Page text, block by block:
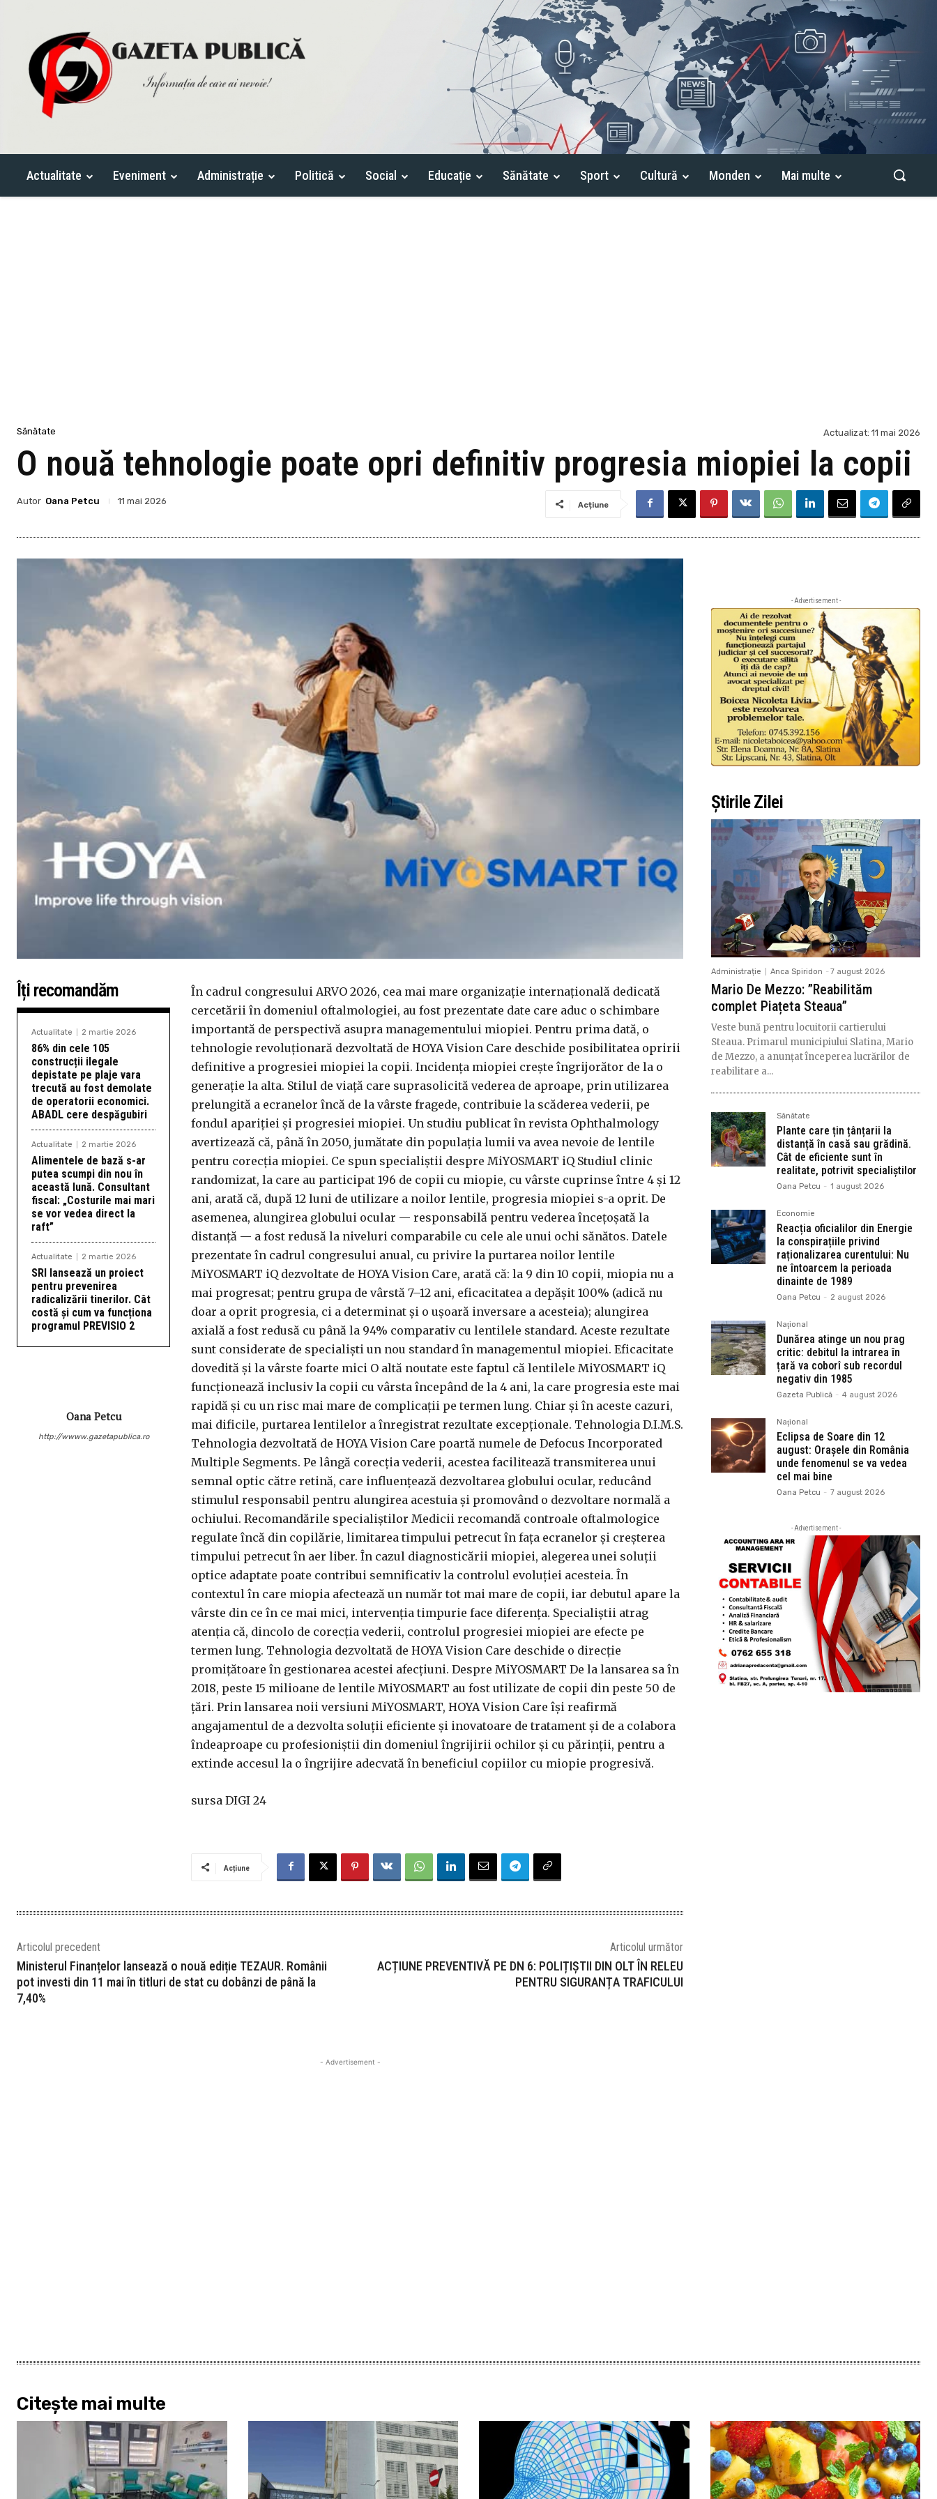
Actualitate Eveniment Administrație Politică Social Educație Sănătate Sport Cultură Monden Mai multe
Sănătate Actualizat: 11 mai 2026
O nouă tehnologie poate opri definitiv progresia miopiei la copii
Autor Oana Petcu 11 mai 2026 Acțiune
Îți recomandăm
Actualitate 2 martie 2026
86% din cele 105
construcții ilegale
depistate pe plaje vara
trecută au fost demolate
de operatorii economici.
ABADL cere despăgubiri
Actualitate 2 martie 2026
Alimentele de bază s-ar
putea scumpi din nou în
această lună. Consultant
fiscal: „Costurile mai mari
se vor vedea direct la
raft”
Actualitate 2 martie 2026
SRI lansează un proiect
pentru prevenirea
radicalizării tinerilor. Cât
costă și cum va funcționa
programul PREVISIO 2
Oana Petcu
http://wwww.gazetapublica.ro
În cadrul congresului ARVO 2026, cea mai mare organizație internațională dedicată
cercetării în domeniul oftalmologiei, au fost prezentate date care aduc o schimbare
importantă de perspectivă asupra managementului miopiei. Pentru prima dată, o
tehnologie revoluționară dezvoltată de HOYA Vision Care deschide posibilitatea opririi
definitive a progresiei miopiei la copii. Incidența miopiei crește îngrijorător de la o
generație la alta. Stilul de viață care suprasolicită vederea de aproape, prin utilizarea
prelungită a ecranelor încă de la vârste fragede, contribuie la scăderea vederii, pe
fondul apariției și progresiei miopiei. Un studiu publicat în revista Ophthalmology
avertizează că, până în 2050, jumătate din populația lumii va avea nevoie de lentile
pentru corecția miopiei. Ce spun specialiștii despre MiYOSMART iQ Studiul clinic
randomizat, la care au participat 196 de copii cu miopie, cu vârste cuprinse între 4 și 12
ani, arată că, după 12 luni de utilizare a noilor lentile, progresia miopiei s-a oprit. De
asemenea, alungirea globului ocular — responsabilă pentru vederea încețoșată la
distanță — a fost redusă la niveluri comparabile cu cele ale unui ochi sănătos. Datele
prezentate în cadrul congresului anual, cu privire la purtarea noilor lentile
MiYOSMART iQ dezvoltate de HOYA Vision Care, arată că: la 9 din 10 copii, miopia nu a
mai progresat; pentru grupa de vârstă 7–12 ani, eficacitatea a depășit 100% (adică nu
doar a oprit progresia, ci a determinat și o ușoară inversare a acesteia); alungirea
axială a fost redusă cu până la 94% comparativ cu lentilele standard. Aceste rezultate
sunt considerate de specialiști un nou standard în managementul miopiei. Eficacitate
dovedită și la vârste foarte mici O altă noutate este faptul că lentilele MiYOSMART iQ
funcționează inclusiv la copii cu vârsta începând de la 4 ani, la care progresia este mai
rapidă și cu un risc mai mare de complicații pe termen lung. Chiar și în aceste cazuri,
mai dificile, purtarea lentilelor a înregistrat rezultate excepționale. Tehnologia D.I.M.S.
Tehnologia dezvoltată de HOYA Vision Care poartă numele de Defocus Incorporated
Multiple Segments. Pe lângă corecția vederii, acestea facilitează transmiterea unui
semnal optic către retină, care influențează dezvoltarea globului ocular, reducând
stimulul responsabil pentru alungirea acestuia și promovând o dezvoltare normală a
ochiului. Recomandările specialiștilor Medicii recomandă controale oftalmologice
regulate încă din copilărie, limitarea timpului petrecut în fața ecranelor și creșterea
timpului petrecut în aer liber. În cazul diagnosticării miopiei, alegerea unei soluții
optice adaptate poate contribui semnificativ la controlul evoluției acesteia. În
contextul în care miopia afectează un număr tot mai mare de copii, iar debutul apare la
vârste din ce în ce mai mici, intervenția timpurie face diferența. Specialiștii atrag
atenția că, dincolo de corecția vederii, controlul progresiei miopiei are efecte pe
termen lung. Tehnologia dezvoltată de HOYA Vision Care deschide o direcție
promițătoare în gestionarea acestei afecțiuni. Despre MiYOSMART De la lansarea sa în
2018, peste 15 milioane de lentile MiYOSMART au fost utilizate de copii din peste 50 de
țări. Prin lansarea noii versiuni MiYOSMART, HOYA Vision Care își reafirmă
angajamentul de a dezvolta soluții eficiente și inovatoare de tratament și de a colabora
îndeaproape cu profesioniștii din domeniul îngrijirii ochilor și cu părinții, pentru a
extinde accesul la o îngrijire adecvată în beneficiul copiilor cu miopie progresivă.
sursa DIGI 24
Acțiune
Articolul precedent
Ministerul Finanțelor lansează o nouă ediție TEZAUR. Românii
pot investi din 11 mai în titluri de stat cu dobânzi de până la
7,40%
Articolul următor
ACȚIUNE PREVENTIVĂ PE DN 6: POLIȚIȘTII DIN OLT ÎN RELEU
PENTRU SIGURANȚA TRAFICULUI
- Advertisement -
- Advertisement -
Știrile Zilei
Administrație Anca Spiridon - 7 august 2026
Mario De Mezzo: ”Reabilităm
complet Piațeta Steaua”
Veste bună pentru locuitorii cartierului
Steaua. Primarul municipiului Slatina, Mario
de Mezzo, a anunțat începerea lucrărilor de
reabilitare a...
Sănătate
Plante care țin țânțarii la
distanță în casă sau grădină.
Cât de eficiente sunt în
realitate, potrivit specialiștilor
Oana Petcu - 1 august 2026
Economie
Reacția oficialilor din Energie
la conspirațiile privind
raționalizarea curentului: Nu
ne întoarcem la perioada
dinainte de 1989
Oana Petcu - 2 august 2026
Naţional
Dunărea atinge un nou prag
critic: debitul la intrarea în
țară va coborî sub recordul
negativ din 1985
Gazeta Publică - 4 august 2026
Naţional
Eclipsa de Soare din 12
august: Orașele din România
unde fenomenul se va vedea
cel mai bine
Oana Petcu - 7 august 2026
- Advertisement -
Citește mai multe